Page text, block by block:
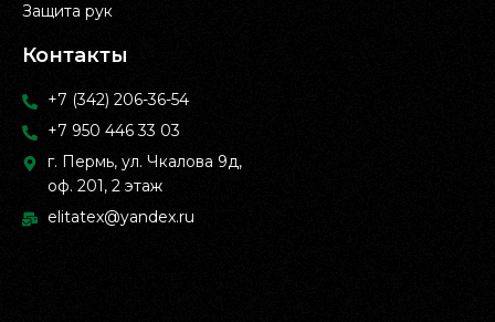
Защита рук
Контакты
+7 (342) 206-36-54
+7 950 446 33 03
г. Пермь, ул. Чкалова 9д,
оф. 201, 2 этаж
elitatex@yandex.ru